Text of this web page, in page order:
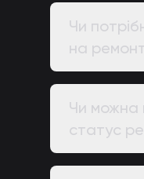
Чи
на
Чи можна
статус